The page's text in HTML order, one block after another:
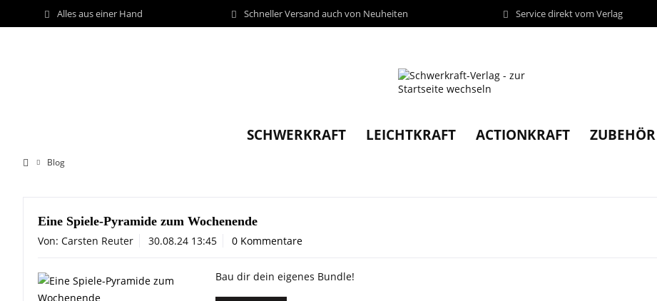
Alles aus einer Hand Schneller Versand auch von Neuheiten Service direkt vom Verlag
SCHWERKRAFT LEICHTKRAFT ACTIONKRAFT ZUBEHÖR
Blog
Eine Spiele-Pyramide zum Wochenende
Von: Carsten Reuter 30.08.24 13:45 0 Kommentare
Bau dir dein eigenes Bundle!